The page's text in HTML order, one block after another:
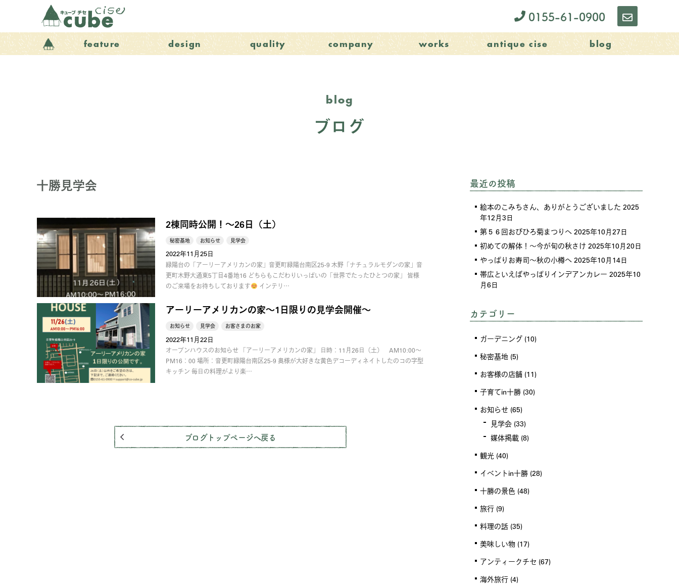
0155-61-0900 お
問
い
feature design quality company works antique cise blog
blog
ブログ
十勝見学会
2棟同時公開！～26日（土）
秘密基地 お知らせ 見学会
2022年11月25日
緑陽台の「アーリーアメリカンの家」音更町緑陽台南区25-9 木野「ナチュラルモダンの家」音
更町木野大通東5丁目4番地16 どちらもこだわりいっぱいの「世界でたったひとつの家」 皆様
のご来場をお待ちしております
インテリ…
アーリーアメリカンの家～1日限りの見学会開催～
お知らせ 見学会 お客さまのお家
2022年11月22日
オープンハウスのお知らせ 「アーリーアメリカンの家」 日時：11月26日（土） AM10:00～
PM16：00 場所：音更町緑陽台南区25-9 奥様が大好きな黄色デコーディネイトしたのコの字型
キッチン 毎日の料理がより楽…
ブログトップページへ戻る
最近の投稿
絵本のこみちさん、ありがとうございました 2025
年12月3日
第５６回おびひろ菊まつりへ 2025年10月27日
初めての解体！～今が旬の秋さけ 2025年10月20日
やっぱりお寿司～秋の小樽へ 2025年10月14日
帯広といえばやっぱりインデアンカレー 2025年10
月6日
カテゴリー
ガーデニング (10)
秘密基地 (5)
お客様の店舗 (11)
子育てin十勝 (30)
お知らせ (65)
見学会 (33)
媒体掲載 (8)
観光 (40)
イベントin十勝 (28)
十勝の景色 (48)
旅行 (9)
料理の話 (35)
美味しい物 (17)
アンティークチセ (67)
海外旅行 (4)